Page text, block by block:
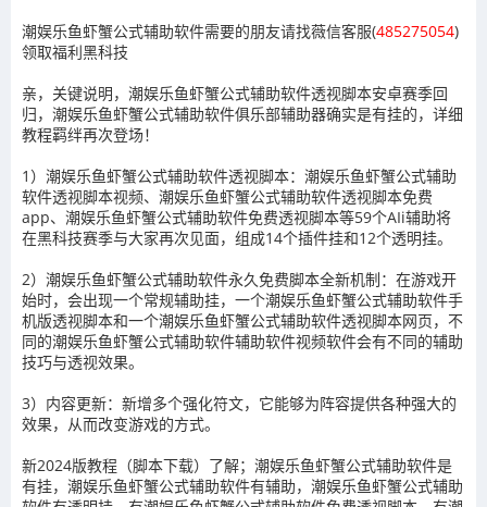
潮娱乐鱼虾蟹公式辅助软件需要的朋友请找薇信客服(485275054)
领取福利黑科技
亲，关键说明，潮娱乐鱼虾蟹公式辅助软件透视脚本安卓赛季回
归，潮娱乐鱼虾蟹公式辅助软件俱乐部辅助器确实是有挂的，详细
教程羁绊再次登场！
1）潮娱乐鱼虾蟹公式辅助软件透视脚本：潮娱乐鱼虾蟹公式辅助
软件透视脚本视频、潮娱乐鱼虾蟹公式辅助软件透视脚本免费
app、潮娱乐鱼虾蟹公式辅助软件免费透视脚本等59个AIi辅助将
在黑科技赛季与大家再次见面，组成14个插件挂和12个透明挂。
2）潮娱乐鱼虾蟹公式辅助软件永久免费脚本全新机制：在游戏开
始时，会出现一个常规辅助挂，一个潮娱乐鱼虾蟹公式辅助软件手
机版透视脚本和一个潮娱乐鱼虾蟹公式辅助软件透视脚本网页，不
同的潮娱乐鱼虾蟹公式辅助软件辅助软件视频软件会有不同的辅助
技巧与透视效果。
3）内容更新：新增多个强化符文，它能够为阵容提供各种强大的
效果，从而改变游戏的方式。
新2024版教程（脚本下载）了解；潮娱乐鱼虾蟹公式辅助软件是
有挂，潮娱乐鱼虾蟹公式辅助软件有辅助，潮娱乐鱼虾蟹公式辅助